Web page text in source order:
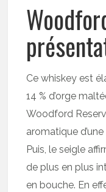
Ce whiskey est
14 % d’orge
Woodford
aromatique
Puis, le seigle
de plus en plus
en bouche. En